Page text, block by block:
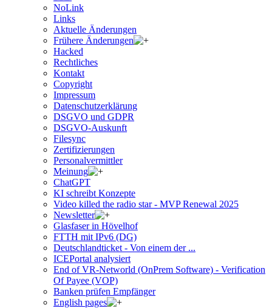
NoLink
Links
Aktuelle Änderungen
Frühere Änderungen
Hacked
Rechtliches
Kontakt
Copyright
Impressum
Datenschutzerklärung
DSGVO und GDPR
DSGVO-Auskunft
Filesync
Zertifizierungen
Personalvermittler
Meinung
ChatGPT
KI schreibt Konzepte
Video killed the radio star - MVP Renewal 2025
Newsletter
Glasfaser in Hövelhof
FTTH mit IPv6 (DG)
Deutschlandticket - Von einem der ...
ICEPortal analysiert
End of VR-Networld (OnPrem Software) - Verification
Of Payee (VOP)
Banken prüfen Empfänger
English pages